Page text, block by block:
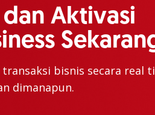
Aktivasi
bisnis secara real
dimanapun.